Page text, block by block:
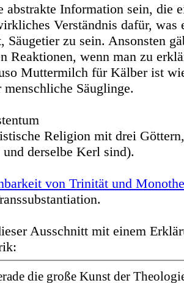
abstrakte Information sein, die
Verständnis dafür, was
Säugetier zu sein. Ansonsten
Reaktionen, wenn man zu
Muttermilch für Kälber ist
Säuglinge.
Religion mit drei
derselbe Kerl sind).
von Trinität und
Ausschnitt mit einem
die große Kunst der